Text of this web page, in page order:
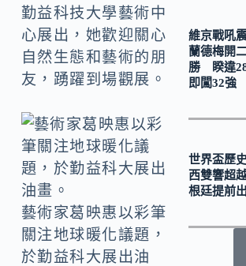
勤益科技大學藝術中
心展出，她歡迎關心
自然生態和藝術的朋
友，踴躍到場觀展。
藝術家葛映惠以彩筆
關注地球暖化議題，
於勤益科大展出油
維京戰吼
蘭德梅開
勝 睽違
即闖32強
世界盃歷
西雙響超
根廷提前